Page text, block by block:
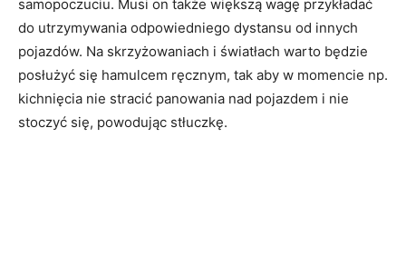
samopoczuciu. Musi on także większą wagę przykładać
do utrzymywania odpowiedniego dystansu od innych
pojazdów. Na skrzyżowaniach i światłach warto będzie
posłużyć się hamulcem ręcznym, tak aby w momencie np.
kichnięcia nie stracić panowania nad pojazdem i nie
stoczyć się, powodując stłuczkę.